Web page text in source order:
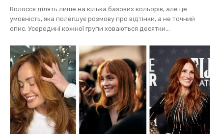
Волосся ділять лише на кілька базових кольорів, але це
умовність, яка полегшує розмову про відтінки, а не точний
опис. Усередині кожної групи ховаються десятки...